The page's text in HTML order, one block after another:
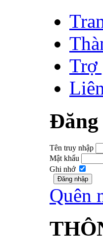
Trợ
Đăng
Tên truy nhập
Mật khẩu
Ghi nhớ
Quên